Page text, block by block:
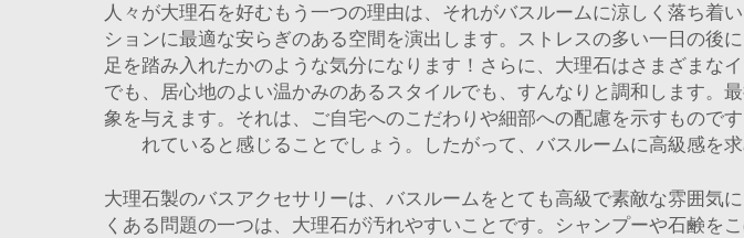
人々が大理石を好むもう一つの理由は、それがバスルームに涼しく落ち着
ションに最適な安らぎのある空間を演出します。ストレスの多い一日の後
足を踏み入れたかのような気分になります！さらに、大理石はさまざまな
でも、居心地のよい温かみのあるスタイルでも、すんなりと調和します。
象を与えます。それは、ご自宅へのこだわりや細部への配慮を示すもので
れていると感じることでしょう。したがって、バスルームに高級感を
大理石製のバスアクセサリーは、バスルームをとても高級で素敵な雰囲気
くある問題の一つは、大理石が汚れやすいことです。シャンプーや石鹸を